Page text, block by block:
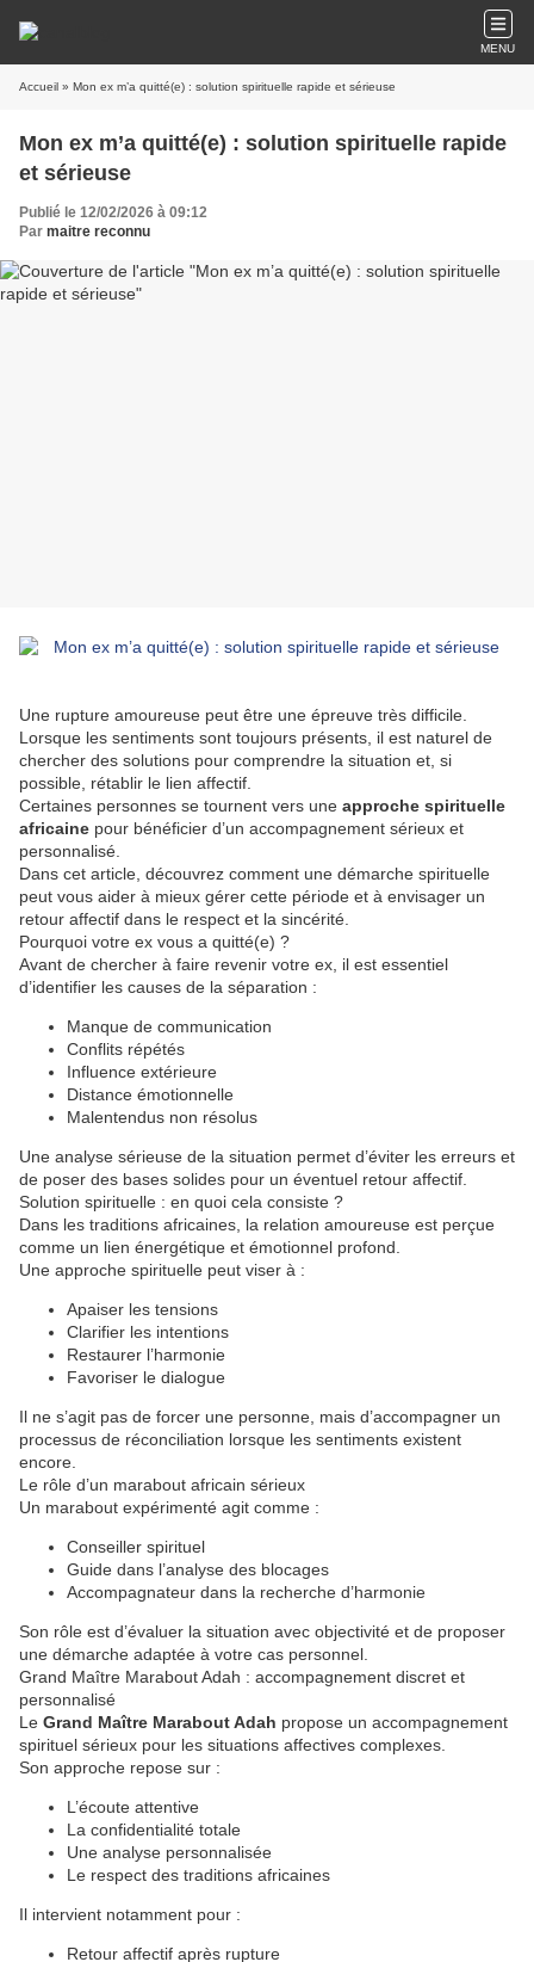
MENU
Accueil » Mon ex m’a quitté(e) : solution spirituelle rapide et sérieuse
Mon ex m’a quitté(e) : solution spirituelle rapide
et sérieuse
Publié le 12/02/2026 à 09:12
Par maitre reconnu
Une rupture amoureuse peut être une épreuve très difficile.
Lorsque les sentiments sont toujours présents, il est naturel de
chercher des solutions pour comprendre la situation et, si
possible, rétablir le lien affectif.
Certaines personnes se tournent vers une approche spirituelle
africaine pour bénéficier d’un accompagnement sérieux et
personnalisé.
Dans cet article, découvrez comment une démarche spirituelle
peut vous aider à mieux gérer cette période et à envisager un
retour affectif dans le respect et la sincérité.
Pourquoi votre ex vous a quitté(e) ?
Avant de chercher à faire revenir votre ex, il est essentiel
d’identifier les causes de la séparation :
Manque de communication
Conflits répétés
Influence extérieure
Distance émotionnelle
Malentendus non résolus
Une analyse sérieuse de la situation permet d’éviter les erreurs et
de poser des bases solides pour un éventuel retour affectif.
Solution spirituelle : en quoi cela consiste ?
Dans les traditions africaines, la relation amoureuse est perçue
comme un lien énergétique et émotionnel profond.
Une approche spirituelle peut viser à :
Apaiser les tensions
Clarifier les intentions
Restaurer l’harmonie
Favoriser le dialogue
Il ne s’agit pas de forcer une personne, mais d’accompagner un
processus de réconciliation lorsque les sentiments existent
encore.
Le rôle d’un marabout africain sérieux
Un marabout expérimenté agit comme :
Conseiller spirituel
Guide dans l’analyse des blocages
Accompagnateur dans la recherche d’harmonie
Son rôle est d’évaluer la situation avec objectivité et de proposer
une démarche adaptée à votre cas personnel.
Grand Maître Marabout Adah : accompagnement discret et
personnalisé
Le Grand Maître Marabout Adah propose un accompagnement
spirituel sérieux pour les situations affectives complexes.
Son approche repose sur :
L’écoute attentive
La confidentialité totale
Une analyse personnalisée
Le respect des traditions africaines
Il intervient notamment pour :
Retour affectif après rupture